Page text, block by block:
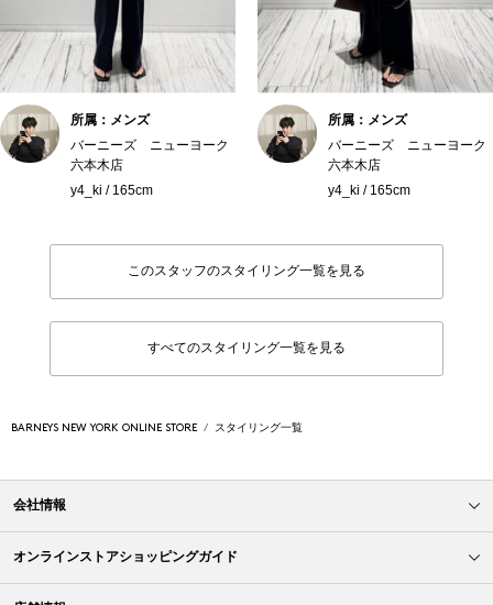
所属：メンズ
バーニーズ ニューヨーク
六本木店
y4_ki / 165cm
所属：メンズ
バーニーズ ニューヨーク
六本木店
y4_ki / 165cm
このスタッフのスタイリング一覧を見る
すべてのスタイリング一覧を見る
BARNEYS NEW YORK ONLINE STORE スタイリング一覧
会社情報
オンラインストアショッピングガイド